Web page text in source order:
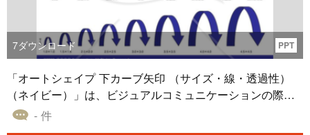
7ダウンロード PPT
「オートシェイプ 下カーブ矢印 （サイズ・線・透過性）
（ネイビー）」は、ビジュアルコミュニケーションの際に
多くの場面で活用できるオートシェイプ素材です。サイ
- 件